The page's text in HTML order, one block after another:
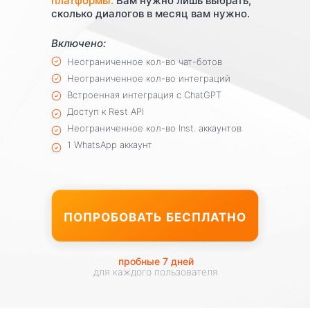
сколько диалогов в месяц вам нужно.
Включено:
Неограниченное кол-во чат-ботов
Неограниченное кол-во интеграций
Встроенная интеграция с ChatGPT
Доступ к Rest API
Неограниченное кол-во Inst. аккаунтов
1 WhatsApp аккаунт
пробные 7 дней
для каждого пользователя
ПОПРОБОВАТЬ БЕСПЛАТНО
разработать свою платформу.
Сначала ею пользовалась только
наша команда, теперь это
переросло в большой проект,
приносящий пользу сотням людей.
данных, простота работы, сроки).
Преимуществавыбора
нашей платформы